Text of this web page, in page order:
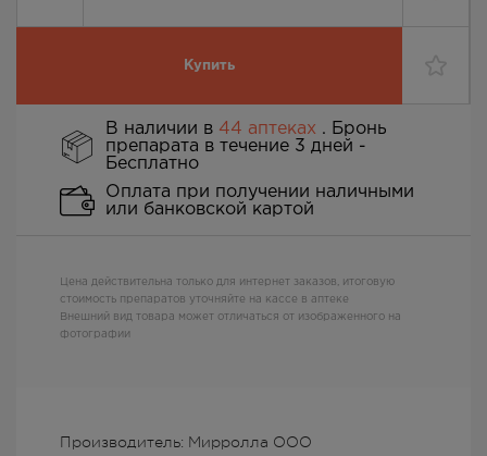
Купить
Производитель: Мирролла ООО
В наличии в 44 аптеках . Бронь
препарата в течение 3 дней -
Бесплатно
Оплата при получении наличными
или банковской картой
Цена действительна только для интернет заказов, итоговую
стоимость препаратов уточняйте на кассе в аптеке
Внешний вид товара может отличаться от изображенного на
фотографии